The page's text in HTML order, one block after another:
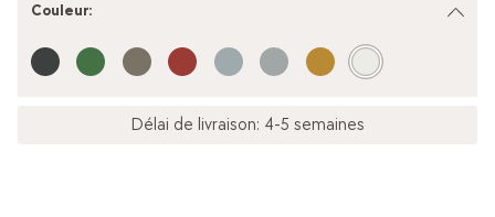
Couleur:
Délai de livraison: 4-5 semaines